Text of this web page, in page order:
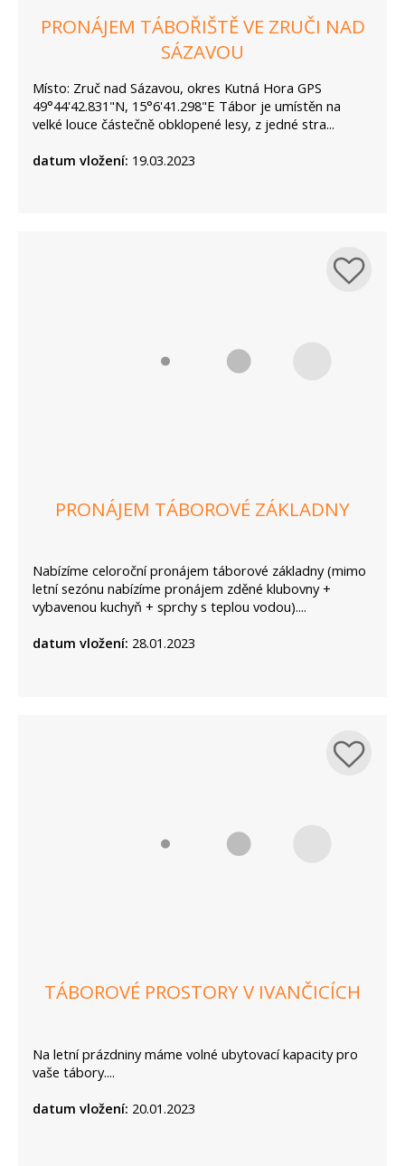
PRONÁJEM TÁBOŘIŠTĚ VE ZRUČI NAD
SÁZAVOU
Místo: Zruč nad Sázavou, okres Kutná Hora GPS
49°44'42.831"N, 15°6'41.298"E Tábor je umístěn na
velké louce částečně obklopené lesy, z jedné stra...
datum vložení: 19.03.2023
PRONÁJEM TÁBOROVÉ ZÁKLADNY
Nabízíme celoroční pronájem táborové základny (mimo
letní sezónu nabízíme pronájem zděné klubovny +
vybavenou kuchyň + sprchy s teplou vodou)....
datum vložení: 28.01.2023
TÁBOROVÉ PROSTORY V IVANČICÍCH
Na letní prázdniny máme volné ubytovací kapacity pro
vaše tábory....
datum vložení: 20.01.2023